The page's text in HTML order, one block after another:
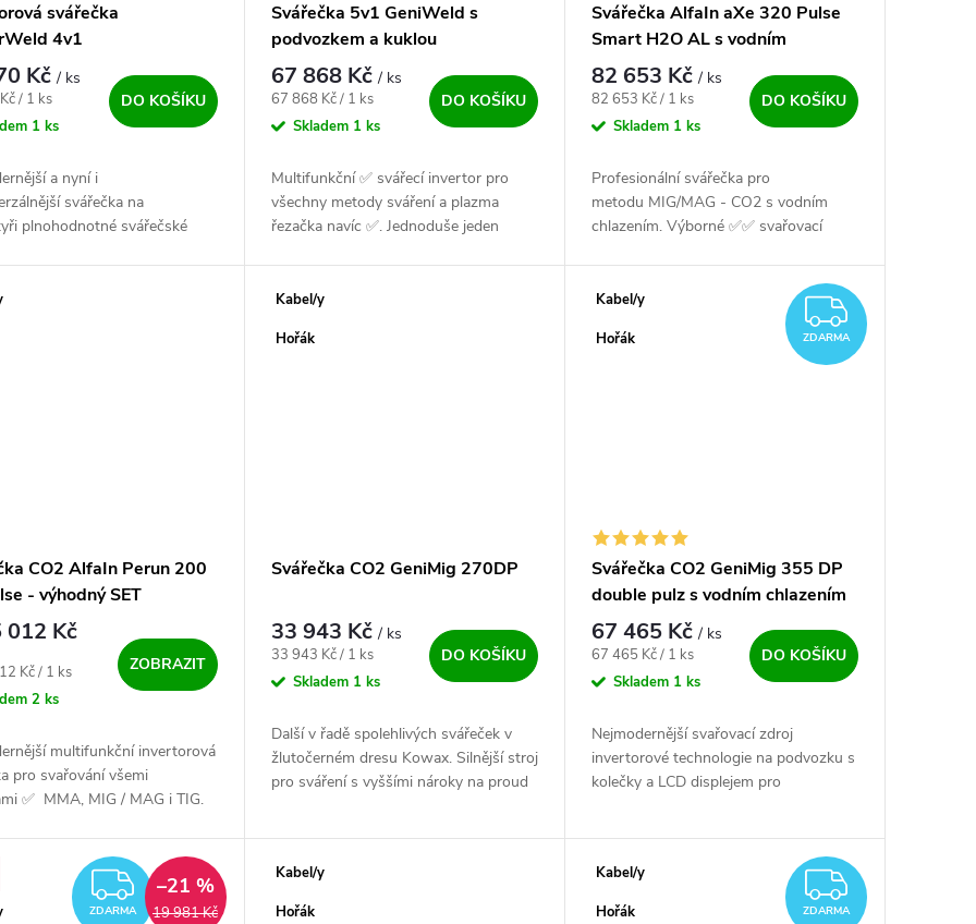
svářečka
4v1
Kč/ ks
/ 1 ks
1 ks
DO KOŠÍKU
a nyní i
svářečka na
plnohodnotné svářečské
Svářečka 5v1 GeniWeld s
podvozkem a kuklou
67 868 Kč/ ks
Měrná cena:
67 868 Kč / 1 ks
Skladem 1 ks
DO KOŠÍKU
Multifunkční ✅ svářecí invertor pro
všechny metody sváření a plazma
řezačka navíc ✅. Jednoduše jeden
Svářečka AlfaIn aXe 320 Pulse
Smart H2O AL s vodním
chlazením
82 653 Kč/ ks
Měrná cena:
82 653 Kč / 1 ks
Skladem 1 ks
DO KOŠÍKU
Profesionální svářečka pro
metodu MIG/MAG - CO2 s vodním
chlazením. Výborné ✅✅ svařovací
CO2 AlfaIn Perun 200
- výhodný SET
012 Kč
Kč / 1 ks
2 ks
ZOBRAZIT
multifunkční invertorová
pro svařování všemi
✅ MMA, MIG / MAG i TIG.
Kabel/y
Hořák
Svářečka CO2 GeniMig 270DP
33 943 Kč/ ks
Měrná cena:
33 943 Kč / 1 ks
Skladem 1 ks
DO KOŠÍKU
Další v řadě spolehlivých svářeček v
žlutočerném dresu Kowax. Silnější stroj
pro sváření s vyššími nároky na proud
Kabel/y
Hořák
ZDARMA
Svářečka CO2 GeniMig 355 DP
double pulz s vodním chlazením
67 465 Kč/ ks
Měrná cena:
67 465 Kč / 1 ks
Skladem 1 ks
DO KOŠÍKU
Nejmodernější svařovací zdroj
invertorové technologie na podvozku s
kolečky a LCD displejem pro
ZDARMA
ZDARMA 19 981 Kč
–21 %
Kabel/y
Hořák
Kabel/y
Hořák
ZDARMA